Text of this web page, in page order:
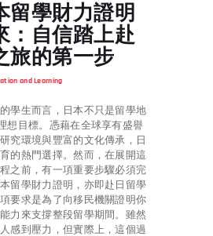
留學財力證明
：自信踏上赴
旅的第一步
and Learning
學生而言，日本不只是留學地
想目標。憑藉在全球享有盛譽
究環境與豐富的文化傳承，日
的熱門選擇。然而，在展開這
之前，有一項重要步驟必須完
留學財力證明，亦即赴日留學
要求是為了向移民機關證明你
力來支撐整段留學期間。雖然
感到壓力，但實際上，這個過